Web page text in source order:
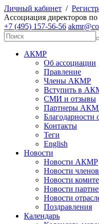
Личный кабинет /
Ассоциация директоров по
+7 (495) 157-56-56
АКМР
Об ассоциации
Правление
Члены АКМР
Вступить в
СМИ и отзывы
Партнеры
Благодарности
Контакты
Теги
English
Новости
Новости АКМР
Новости
Новости
Новости
Новости
Поздравления
Календарь